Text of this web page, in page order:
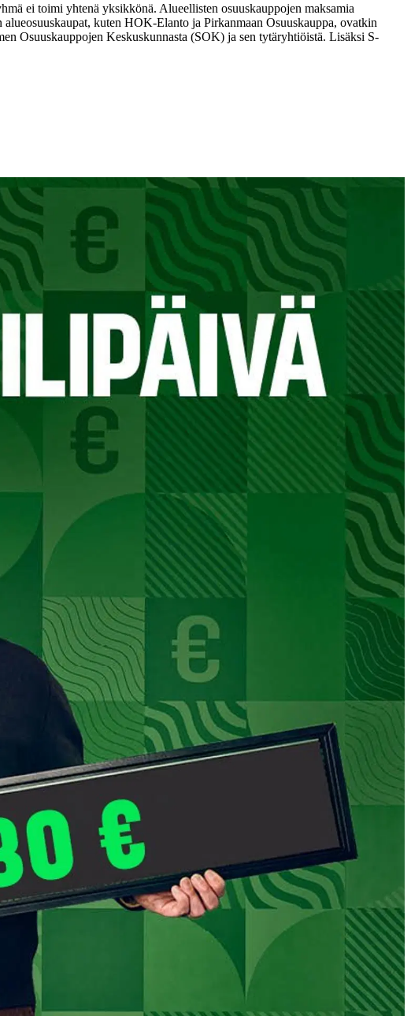
ei toimi yhtenä yksikkönä. Alueellisten osuuskauppojen maksamia
alueosuuskaupat, kuten HOK-Elanto ja Pirkanmaan Osuuskauppa, ovatkin
Osuuskauppojen Keskuskunnasta (SOK) ja sen tytäryhtiöistä. Lisäksi S-